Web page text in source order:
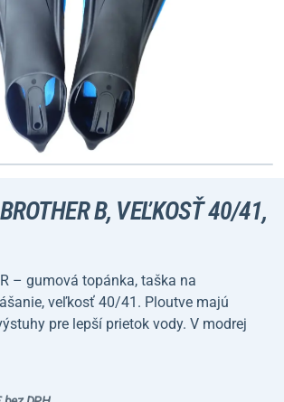
BROTHER B, VEĽKOSŤ 40/41,
– gumová topánka, taška na
veľkosť 40/41. Ploutve majú
pre lepší prietok vody. V modrej